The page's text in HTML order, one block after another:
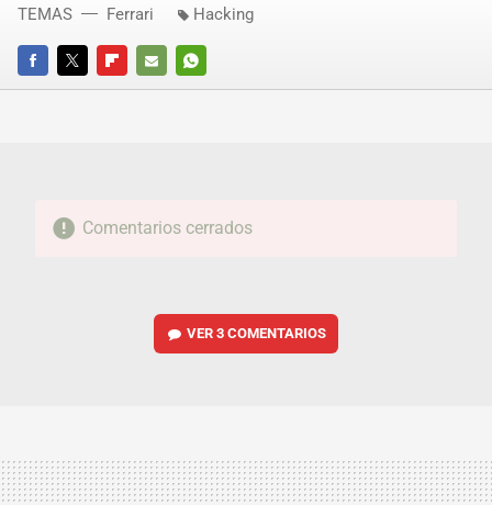
FACEBOOKTWITTERFLIPBOARD
E-
WHATSAPP
TEMAS Ferrari Hacking
Comentarios cerrados
VER3 COMENTARIOS